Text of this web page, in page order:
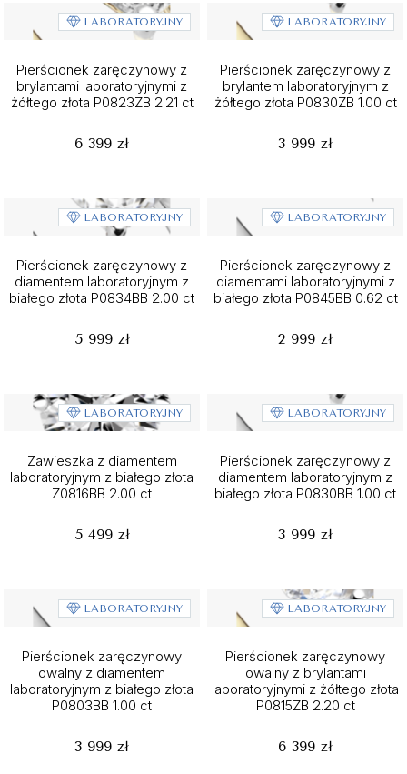
LABORATORYJNY
Pierścionek zaręczynowy z
brylantami laboratoryjnymi z
żółtego złota P0823ZB 2.21 ct
6 399 zł
LABORATORYJNY
Pierścionek zaręczynowy z
brylantem laboratoryjnym z
żółtego złota P0830ZB 1.00 ct
3 999 zł
LABORATORYJNY
Pierścionek zaręczynowy z
diamentem laboratoryjnym z
białego złota P0834BB 2.00 ct
5 999 zł
LABORATORYJNY
Pierścionek zaręczynowy z
diamentami laboratoryjnymi z
białego złota P0845BB 0.62 ct
2 999 zł
LABORATORYJNY
Zawieszka z diamentem
laboratoryjnym z białego złota
Z0816BB 2.00 ct
5 499 zł
LABORATORYJNY
Pierścionek zaręczynowy z
diamentem laboratoryjnym z
białego złota P0830BB 1.00 ct
3 999 zł
LABORATORYJNY
Pierścionek zaręczynowy
owalny z diamentem
laboratoryjnym z białego złota
P0803BB 1.00 ct
3 999 zł
LABORATORYJNY
Pierścionek zaręczynowy
owalny z brylantami
laboratoryjnymi z żółtego złota
P0815ZB 2.20 ct
6 399 zł